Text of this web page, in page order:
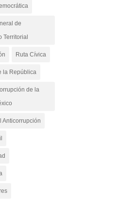
de
Territorial
Ruta Cívica
la República
de la
Anticorrupción